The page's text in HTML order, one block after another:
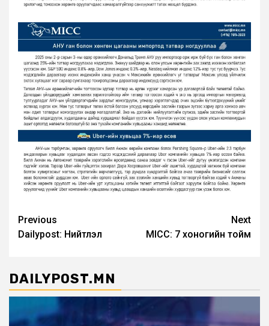
Post
navigation
Previous
Dailypost: Нийтлэл
Next
MICC: 7 хоногийн тойм
DAILYPOST.MN